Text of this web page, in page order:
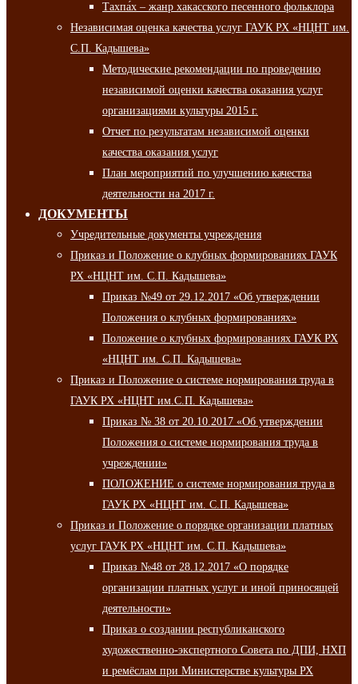
Тахпа́х – жанр хакасского песенного фольклора
Независимая оценка качества услуг ГАУК РХ «НЦНТ им.
С.П. Кадышева»
Методические рекомендации по проведению
независимой оценки качества оказания услуг
организациями культуры 2015 г.
Отчет по результатам независимой оценки
качества оказания услуг
План мероприятий по улучшению качества
деятельности на 2017 г.
ДОКУМЕНТЫ
Учредительные документы учреждения
Приказ и Положение о клубных формированиях ГАУК
РХ «НЦНТ им. С.П. Кадышева»
Приказ №49 от 29.12.2017 «Об утверждении
Положения о клубных формированиях»
Положение о клубных формированиях ГАУК РХ
«НЦНТ им. С.П. Кадышева»
Приказ и Положение о системе нормирования труда в
ГАУК РХ «НЦНТ им.С.П. Кадышева»
Приказ № 38 от 20.10.2017 «Об утверждении
Положения о системе нормирования труда в
учреждении»
ПОЛОЖЕНИЕ о системе нормирования труда в
ГАУК РХ «НЦНТ им. С.П. Кадышева»
Приказ и Положение о порядке организации платных
услуг ГАУК РХ «НЦНТ им. С.П. Кадышева»
Приказ №48 от 28.12.2017 «О порядке
организации платных услуг и иной приносящей
деятельности»
Приказ о создании республиканского
художественно-экспертного Совета по ДПИ, НХП
и ремёслам при Министерстве культуры РХ